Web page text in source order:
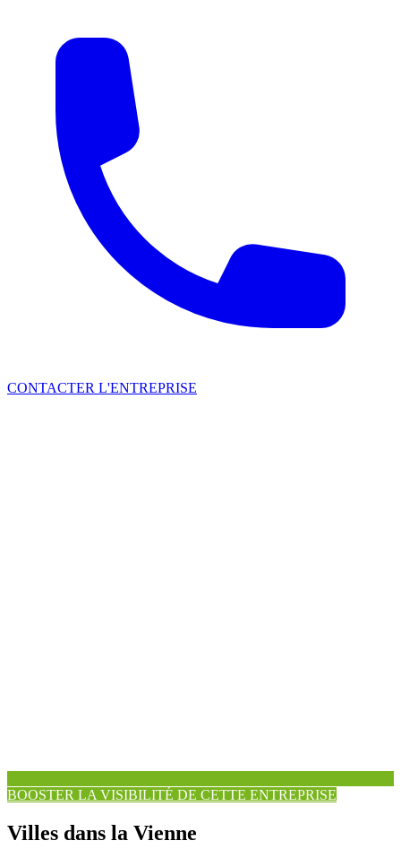
CONTACTER L'ENTREPRISE
BOOSTER LA VISIBILITÉ DE CETTE ENTREPRISE
Villes dans la Vienne